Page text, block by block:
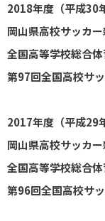
2018年度（平成30
岡山県高校サッカ
全国高等学校総合
第97回全国高校サ
2017年度（平成29
岡山県高校サッカ
全国高等学校総合
第96回全国高校サ